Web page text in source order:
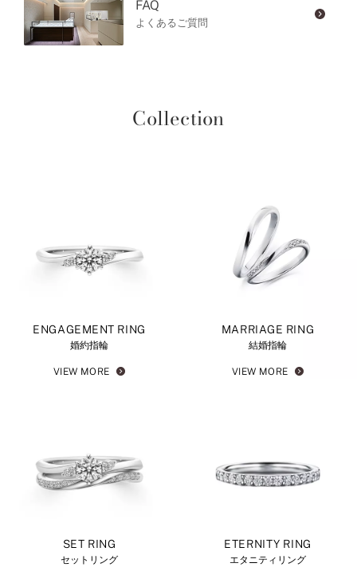
FAQ
よくあるご質問
Collection
ENGAGEMENT RING
婚約指輪
VIEW MORE
MARRIAGE RING
結婚指輪
VIEW MORE
SET RING
セットリング
ETERNITY RING
エタニティリング